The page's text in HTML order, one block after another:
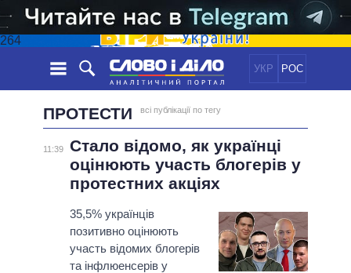
264
УКР РОС
НОВИНИ
СТРІЧКА
ПОДІЇ
СТАТТІ
ДУМКИ
ОГЛЯДИ
ДАЙДЖЕСТИ
ПОЛІТИКА
ЕКОНОМІКА
СУСПІЛЬСТВО
ОБIЦЯНКИ
ПОЛIТИКИ
УСІ ПОЛІТИКИ
ПРЕЗИДЕНТ І ОФІС
ВЕРХОВНА РАДА
ІНФОГРАФІКА
ВІДЕО
ПРОТЕСТИ всі публікації по тегу
11:39
Стало відомо, як українці
оцінюють участь блогерів у
протестних акціях
35,5% українців
позитивно оцінюють
участь відомих блогерів
та інфлюенсерів у